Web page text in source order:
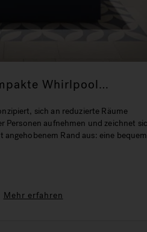
Whirlpool
sich an reduzierte Räume
Personen aufnehmen und zeichnet
Rand aus: eine
Mehr erfahren